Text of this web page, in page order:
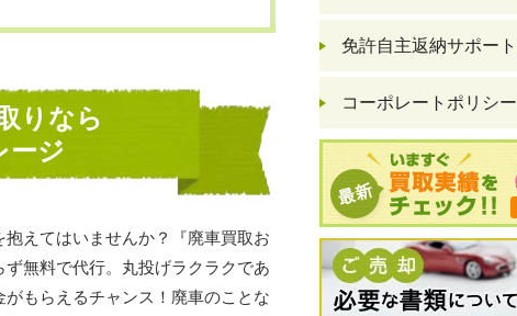
りなら
ージ
えてはいませんか？『廃車買取お
無料で代行。丸投げラクラクであ
もらえるチャンス！廃車のことな
免許自主返納サポート
コーポレートポリシー